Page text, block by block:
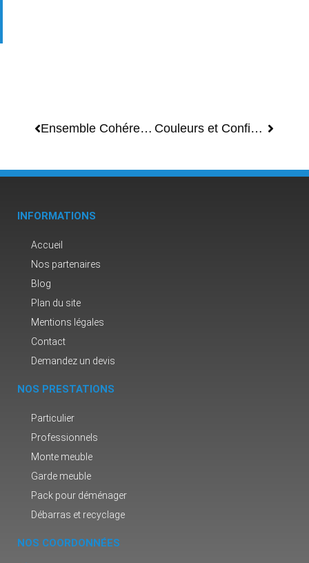
Ensemble Cohérent: Guide pour Mixer Couleurs de Peinture et Vibe dans votre Maison Ouverte Couleurs et Confins: Guide Ultime pour Délimiter des Zones dans un Espace Ouvert avec la Peinture
INFORMATIONS
Accueil
Nos partenaires
Blog
Plan du site
Mentions légales
Contact
Demandez un devis
NOS PRESTATIONS
Particulier
Professionnels
Monte meuble
Garde meuble
Pack pour déménager
Débarras et recyclage
NOS COORDONNÉES